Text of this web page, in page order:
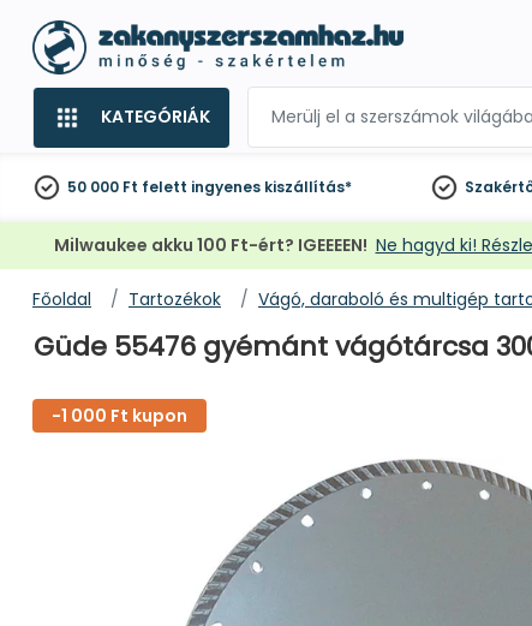
KATEGÓRIÁK
50 000 Ft felett ingyenes kiszállítás*
Milwaukee akku 100 Ft-ért? IGEEEEN! Ne hagyd ki!
Főoldal Tartozékok Vágó, daraboló és multigép
Güde 55476 gyémánt vágótárcsa
-1 000 Ft kupon